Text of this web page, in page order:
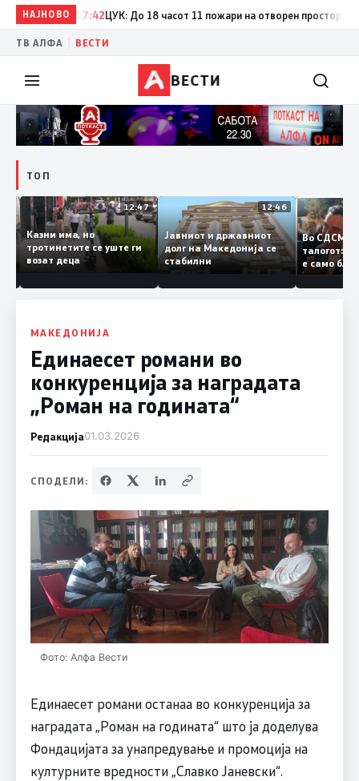
НАЈНОВО17:42ЦУК: До 18 часот 11 пожари на отворен простор, од
ТВ АЛФА ВЕСТИ
ВЕСТИ
ТОП
12:50 12:47
Казни има, но
тротинетите се уште ги
возат деца
12:46
Јавниот и државниот
долг на Македонија се
стабилни
Во СДСМ
е само
копија
Заев
МАКЕДОНИЈА
Единаесет романи во
конкуренција за наградата
„Роман на годината“
Редакција01.03.2026
СПОДЕЛИ:
Фото: Алфа Вести
Единаесет романи останаа во конкуренција за
наградата „Роман на годината“ што ја доделува
Фондацијата за унапредување и промоција на
културните вредности „Славко Јаневски“.